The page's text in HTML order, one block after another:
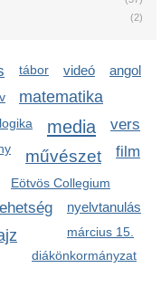
(2)
tábor
videó
matematika
logika media
művészet
angol
Eötvös Collegium
vers
nyelvtanulás
március 15.
film
diákönkormányzat